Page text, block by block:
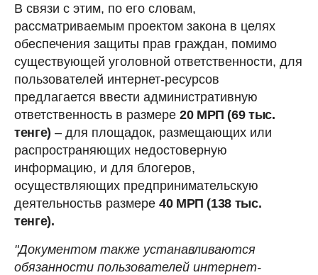
В связи с этим, по его словам,
рассматриваемым проектом закона в целях
обеспечения защиты прав граждан, помимо
существующей уголовной ответственности, для
пользователей интернет-ресурсов
предлагается ввести административную
ответственность в размере 20 МРП (69 тыс.
тенге) – для площадок, размещающих или
распространяющих недостоверную
информацию, и для блогеров,
осуществляющих предпринимательскую
деятельностьв размере 40 МРП (138 тыс.
тенге).
"Документом также устанавливаются
обязанности пользователей интернет-